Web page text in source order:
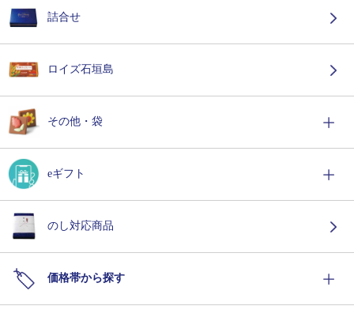
詰合せ
ロイズ石垣島
その他・袋
eギフト
のし対応商品
価格帯から探す